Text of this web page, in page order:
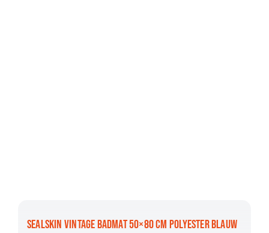
SEALSKIN VINTAGE BADMAT 50×80 CM POLYESTER BLAUW